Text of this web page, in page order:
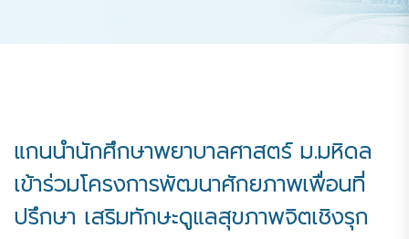
แกนนำนักศึกษาพยาบาลศาสตร์ ม.มหิดล
เข้าร่วมโครงการพัฒนาศักยภาพเพื่อนที่
ปรึกษา เสริมทักษะดูแลสุขภาพจิตเชิงรุก